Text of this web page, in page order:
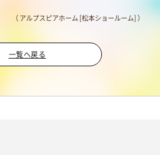
（ アルプスピアホーム [松本ショールーム] ）
一覧へ戻る